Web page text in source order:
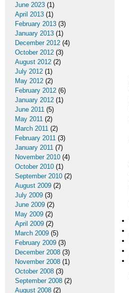
June 2023 (1)
April 2013 (1)
February 2013 (3)
January 2013 (1)
December 2012 (4)
October 2012 (3)
August 2012 (2)
July 2012 (1)
May 2012 (2)
February 2012 (6)
January 2012 (1)
June 2011 (5)
May 2011 (2)
March 2011 (2)
February 2011 (3)
January 2011 (7)
November 2010 (4)
October 2010 (1)
September 2010 (2)
August 2009 (2)
July 2009 (3)
June 2009 (2)
May 2009 (2)
April 2009 (2)
March 2009 (5)
February 2009 (3)
December 2008 (3)
November 2008 (1)
October 2008 (3)
September 2008 (2)
August 2008 (2)